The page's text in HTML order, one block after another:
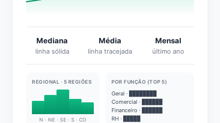
Mediana
linha sólida
Média
linha tracejada
Mensal
último ano
REGIONAL · 5 REGIÕES
N · NE · SE · S · CO
POR FUNÇÃO (TOP 5)
Geral · ████████
Comercial · ██████
Financeiro · ██████
RH · █████